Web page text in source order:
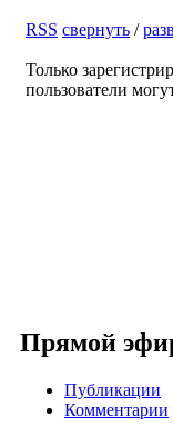
RSS свернуть /
Только
пользователи
Прямой
Публикации
Комментарии